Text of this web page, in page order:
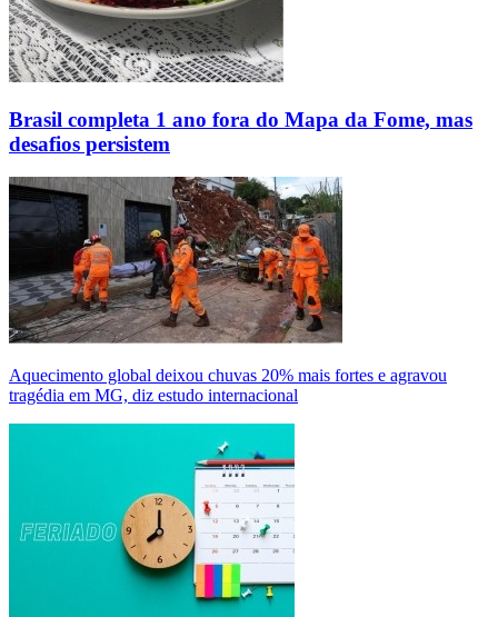
Brasil completa 1 ano fora do Mapa da Fome, mas
desafios persistem
Aquecimento global deixou chuvas 20% mais fortes e agravou
tragédia em MG, diz estudo internacional